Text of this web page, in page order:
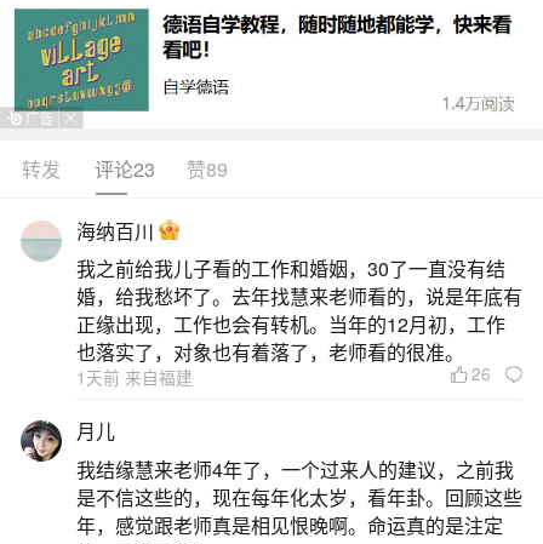
一、紫微斗数2026年生肖运势
根据紫微斗数，2026年丙午马年十二生肖运势
呈现不同特点，以下为部分生肖运势概述：1.属
鼠：冲太岁，子午相冲，动荡明显，事业与居住地
风险。财运方面，谨防破财与诈骗，理财需保守。
感情上，火桃花能量足，但脾气不稳定，有伴侣者
需包容尊重，单身者下半年有机会。健康方面，注
意交通
二、张盛舒2026年紫薇流年财运
网络公开资料中张盛舒本人未公布2026年个人
流年详批，以上为依通用紫微斗数推演逻辑结合近
转发 评论23 赞89
海纳百川
我之前给我儿子看的工作和婚姻，30了一直没有结
婚，给我愁坏了。去年找慧来老师看的，说是年底有
正缘出现，工作也会有转机。当年的12月初，工作
也落实了，对象也有着落了，老师看的很准。
1天前 来自福建 26
月儿
我结缘慧来老师4年了，一个过来人的建议，之前我
是不信这些的，现在每年化太岁，看年卦。回顾这些
年，感觉跟老师真是相见恨晚啊。命运真的是注定